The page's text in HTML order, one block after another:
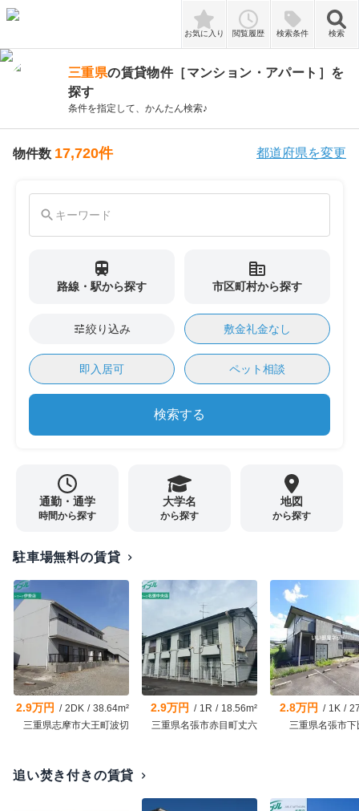
検索
お気に入り 閲覧履歴 検索条件 検索
三重県の賃貸物件［マンション・アパート］を
探す
条件を指定して、かんたん検索♪
物件数 17,720件 都道府県を変更
search キーワード
train
路線・駅から探す
corporate_fare
市区町村から探す
tune絞り込み 敷金礼金なし
即入居可 ペット相談
検索する
通勤・通学
時間から探す
大学名
から探す
地図
から探す
駐車場無料の賃貸 chevron_right
2.9万円 / 2DK / 38.64m²
三重県志摩市大王町波切
2.9万円 / 1R / 18.56m²
三重県名張市赤目町丈六
2.8万円 / 1K /
三重県名張市下
追い焚き付きの賃貸 chevron_right